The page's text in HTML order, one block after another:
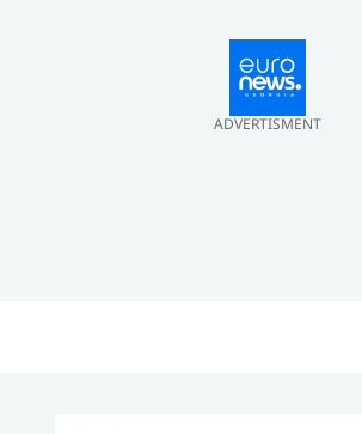
ADVERTISMENT